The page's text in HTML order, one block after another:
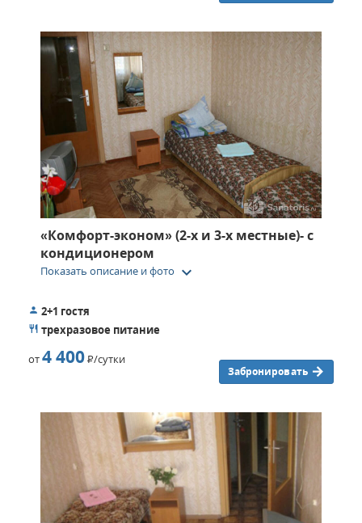
«Комфорт-эконом» (2-х и 3-х местные)- с
кондиционером
Показать описание и фото keyboard_arrow_down
2+1 гостя
трехразовое питание
от4 400Р/сутки
Забронировать